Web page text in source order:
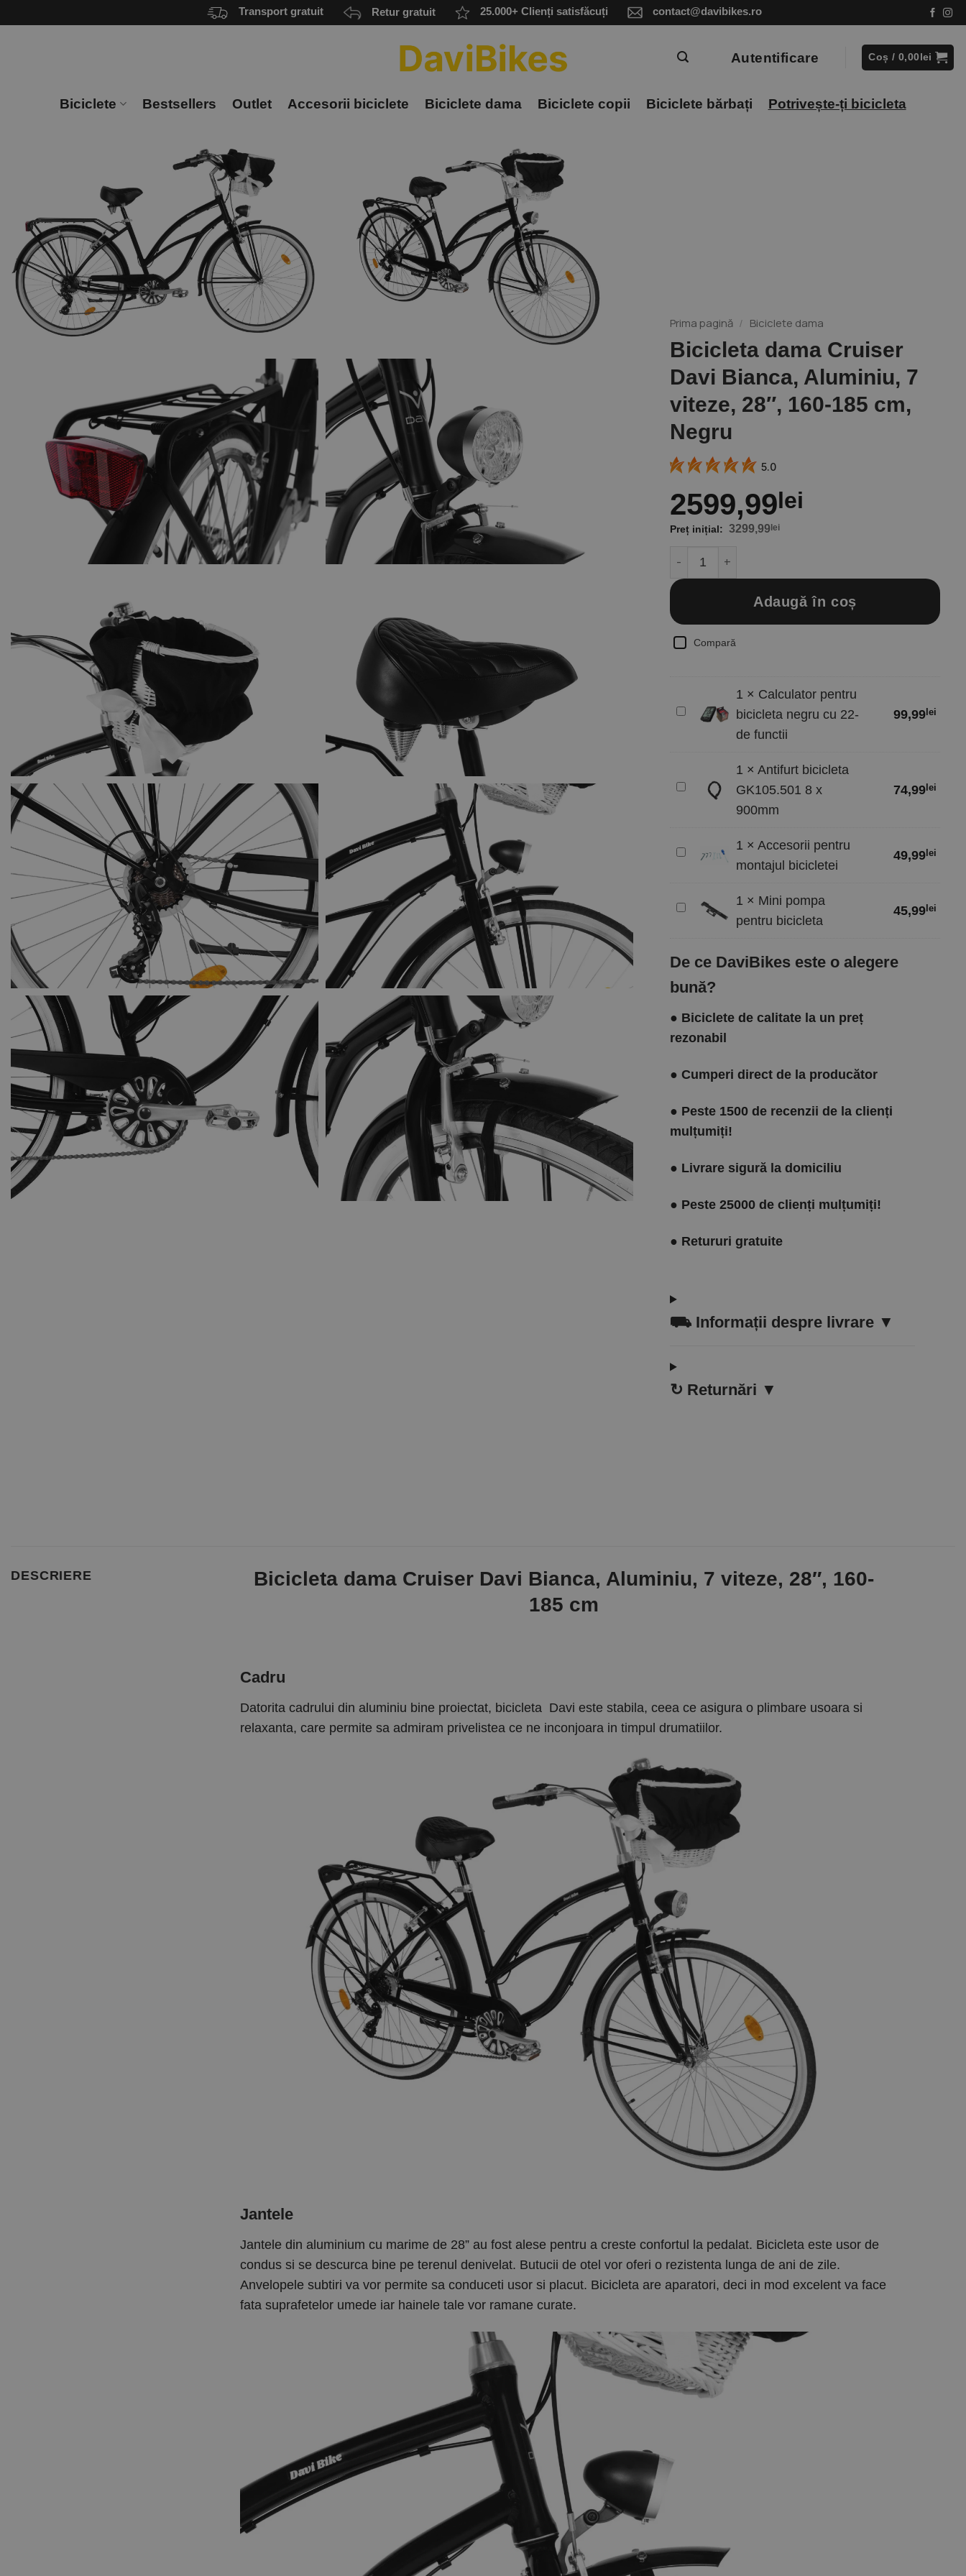
to
Transport gratuit Retur gratuit 25.000+ Clienți satisfăcuți contact@davibikes.ro
Autentificare Coș / 0,00lei
Biciclete Bestsellers Outlet Accesorii biciclete Biciclete dama Biciclete copii Biciclete bărbați Potrivește-ți bicicleta
Prima pagină / Biciclete dama
Bicicleta dama Cruiser
Davi Bianca, Aluminiu, 7
viteze, 28″, 160-185 cm,
Negru
5.0
2599,99lei
3299,99lei
Adaugă în coș
Compară
Calculator
cu
1 × Calculator pentru
bicicleta negru cu 22-
de functii
99,99 lei
Antifurt
bicicleta
x
1 × Antifurt bicicleta
GK105.501 8 x
900mm
74,99 lei
Accesorii
bicicletei
1 × Accesorii pentru
montajul bicicletei
49,99 lei
Mini
bicicleta
1 × Mini pompa
pentru bicicleta
45,99 lei
De ce DaviBikes este o alegere
bună?
● Biciclete de calitate la un preț
rezonabil
● Cumperi direct de la producător
● Peste 1500 de recenzii de la clienți
mulțumiți!
● Livrare sigură la domiciliu
● Peste 25000 de clienți mulțumiți!
● Retururi gratuite
⛟Informații despre livrare ▼
↻ Returnări ▼
DESCRIERE
Bicicleta dama Cruiser Davi Bianca, Aluminiu, 7 viteze, 28″, 160-
185 cm
Cadru
Datorita cadrului din aluminiu bine proiectat, bicicleta Davi este stabila, ceea ce asigura o plimbare usoara si
relaxanta, care permite sa admiram privelistea ce ne inconjoara in timpul drumatiilor.
Jantele
Jantele din aluminium cu marime de 28” au fost alese pentru a creste confortul la pedalat. Bicicleta este usor de
condus si se descurca bine pe terenul denivelat. Butucii de otel vor oferi o rezistenta lunga de ani de zile.
Anvelopele subtiri va vor permite sa conduceti usor si placut. Bicicleta are aparatori, deci in mod excelent va face
fata suprafetelor umede iar hainele tale vor ramane curate.